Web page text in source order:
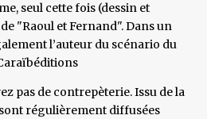
seul cette fois (dessin et
"Raoul et Fernand". Dans un
l’auteur du scénario du
pas de contrepèterie. Issu de la
régulièrement diffusées